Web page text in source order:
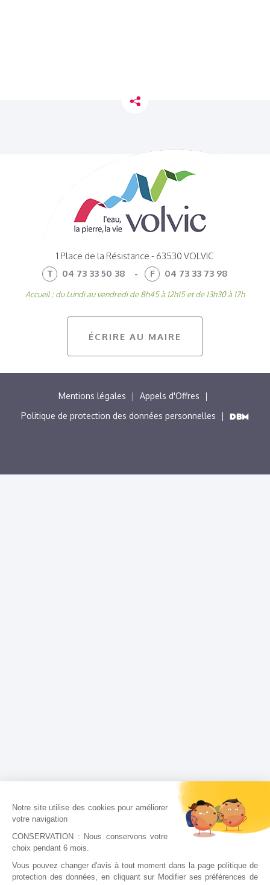
Notre site utilise des cookies pour améliorer
votre navigation
CONSERVATION : Nous conservons votre
choix pendant 6 mois.
Vous pouvez changer d'avis à tout moment dans la page politique de
protection des données, en cliquant sur Modifier ses préférences de
ÉCRIRE AU MAIRE
1 Place de la Résistance - 63530 VOLVIC
T
04 73 33 50 38 - F 04 73 33 73 98
Accueil : du Lundi au vendredi de 8h45 à 12h15 et de 13h30 à 17h
MENU
PIED
Mentions légales
Appels d'Offres
Politique de protection des données personnelles